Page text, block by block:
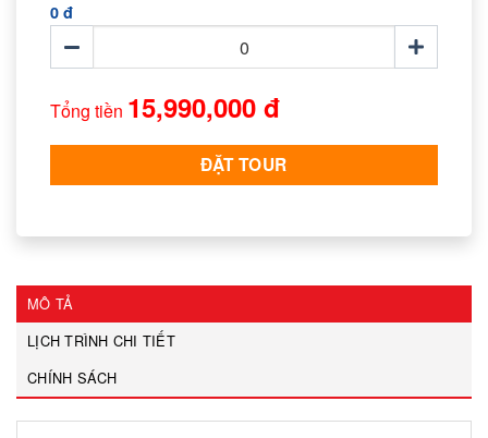
0 đ
Tổng tiền 15,990,000 đ
ĐẶT TOUR
MÔ TẢ
LỊCH TRÌNH CHI TIẾT
CHÍNH SÁCH